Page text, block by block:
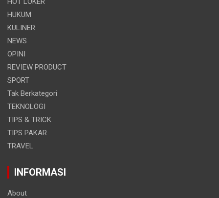
HUKUM
KULINER
NEWS
OPINI
REVIEW PRODUCT
SPORT
Tak Berkategori
TEKNOLOGI
TIPS & TRICK
TIPS PAKAR
TRAVEL
INFORMASI
About